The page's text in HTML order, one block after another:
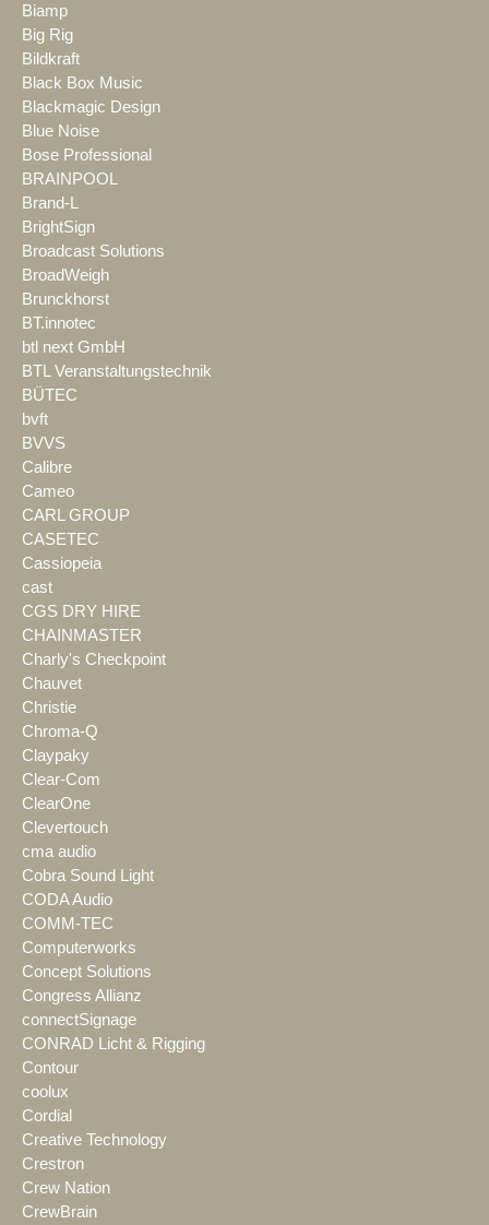
Biamp
Big Rig
Bildkraft
Black Box Music
Blackmagic Design
Blue Noise
Bose Professional
BRAINPOOL
Brand-L
BrightSign
Broadcast Solutions
BroadWeigh
Brunckhorst
BT.innotec
btl next GmbH
BTL Veranstaltungstechnik
BÜTEC
bvft
BVVS
Calibre
Cameo
CARL GROUP
CASETEC
Cassiopeia
cast
CGS DRY HIRE
CHAINMASTER
Charly's Checkpoint
Chauvet
Christie
Chroma-Q
Claypaky
Clear-Com
ClearOne
Clevertouch
cma audio
Cobra Sound Light
CODA Audio
COMM-TEC
Computerworks
Concept Solutions
Congress Allianz
connectSignage
CONRAD Licht & Rigging
Contour
coolux
Cordial
Creative Technology
Crestron
Crew Nation
CrewBrain